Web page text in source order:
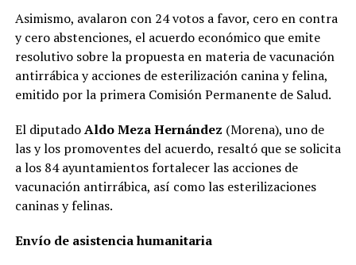
Asimismo, avalaron con 24 votos a favor, cero en contra
y cero abstenciones, el acuerdo económico que emite
resolutivo sobre la propuesta en materia de vacunación
antirrábica y acciones de esterilización canina y felina,
emitido por la primera Comisión Permanente de Salud.
El diputadoAldo Meza Hernández (Morena), uno de
las y los promoventes del acuerdo, resaltó que se solicita
a los 84 ayuntamientos fortalecer las acciones de
vacunación antirrábica, así como las esterilizaciones
caninas y felinas.
Envío de asistencia humanitaria